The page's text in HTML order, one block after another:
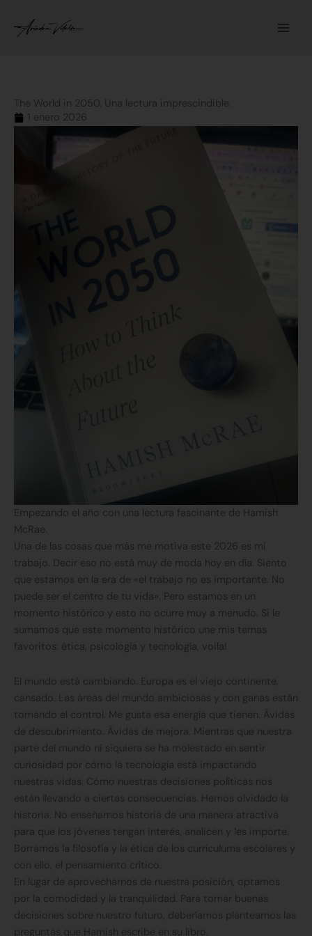
contenido
The World in 2050. Una lectura imprescindible.
1 enero 2026
Empezando el año con una lectura fascinante de Hamish
McRae.
Una de las cosas que más me motiva este 2026 es mi
trabajo. Decir eso no está muy de moda hoy en día. Siento
que estamos en la era de «el trabajo no es importante. No
puede ser el centro de tu vida». Pero estamos en un
momento histórico y esto no ocurre muy a menudo. Si le
sumamos que este momento histórico une mis temas
favoritos: ética, psicología y tecnología, voila!
El mundo está cambiando. Europa es el viejo continente,
cansado. Las áreas del mundo ambiciosas y con ganas están
tomando el control. Me gusta esa energía que tienen. Ávidas
de descubrimiento. Ávidas de mejora. Mientras que nuestra
parte del mundo ni siquiera se ha molestado en sentir
curiosidad por cómo la tecnología está impactando
nuestras vidas. Cómo nuestras decisiones políticas nos
están llevando a ciertas consecuencias. Hemos olvidado la
historia. No enseñamos historia de una manera atractiva
para que los jóvenes tengan interés, analicen y les importe.
Borramos la filosofía y la ética de los currículums escolares y
con ello, el pensamiento crítico.
En lugar de aprovecharnos de nuestra posición, optamos
por la comodidad y la tranquilidad. Para tomar buenas
decisiones sobre nuestro futuro, deberíamos plantearnos las
preguntas que Hamish escribe en su libro.